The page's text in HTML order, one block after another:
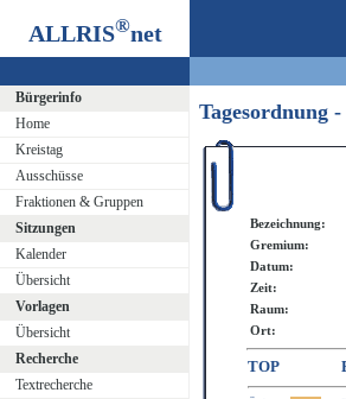
ALLRIS®net
Bürgerinfo
Home
Kreistag
Ausschüsse
Fraktionen & Gruppen
Sitzungen
Kalender
Übersicht
Vorlagen
Übersicht
Recherche
Textrecherche
Tagesordnung
Bezeichnung:
Gremium:
Datum:
Zeit:
Raum:
Ort:
TOP